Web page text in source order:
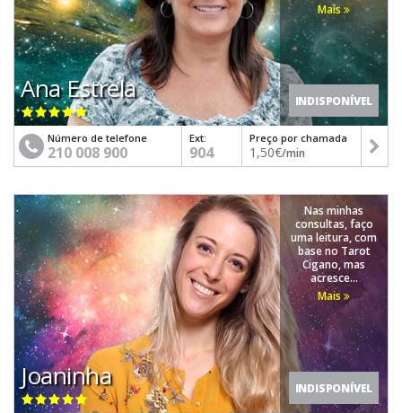
INDISPONÍVEL
Ana Estrela
Mais
Número de telefone
210 008 900
Ext:
904
Preço por chamada
1,50€/min
INDISPONÍVEL
Joaninha
Nas minhas
consultas, faço
uma leitura, com
base no Tarot
Cigano, mas
acresce...
Mais